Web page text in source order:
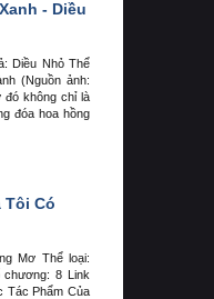
- Diều
Diều Nhỏ Thể
(Nguồn ảnh:
đó không chỉ là
đóa hoa hồng
Tôi Có
Mơ Thể loại:
chương: 8 Link
Tác Phẩm Của